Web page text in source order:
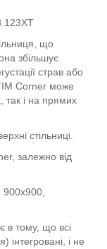
що
збільшує
страв або
Corner може
так і на прямих
стільниці.
залежно від
900х900,
в тому, що всі
і не